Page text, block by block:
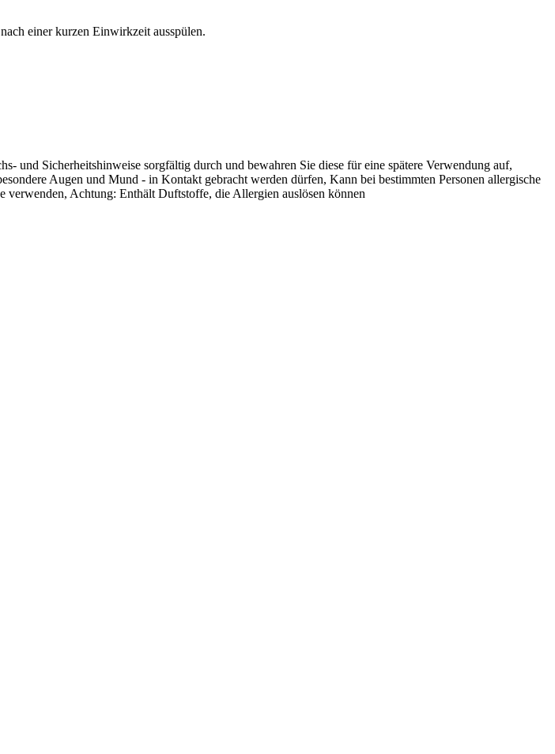
einer kurzen Einwirkzeit ausspülen.
und Sicherheitshinweise sorgfältig durch und bewahren Sie diese für eine spätere Verwendung auf,
Augen und Mund - in Kontakt gebracht werden dürfen, Kann bei bestimmten Personen allergische
Achtung: Enthält Duftstoffe, die Allergien auslösen können